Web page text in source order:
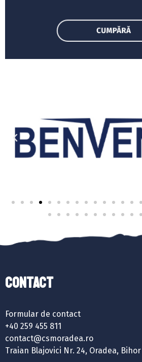
Contact
Formular de contact
+40 259 455 811
contact@csmoradea.ro
Traian Blajovici Nr. 24, Oradea, Bihor